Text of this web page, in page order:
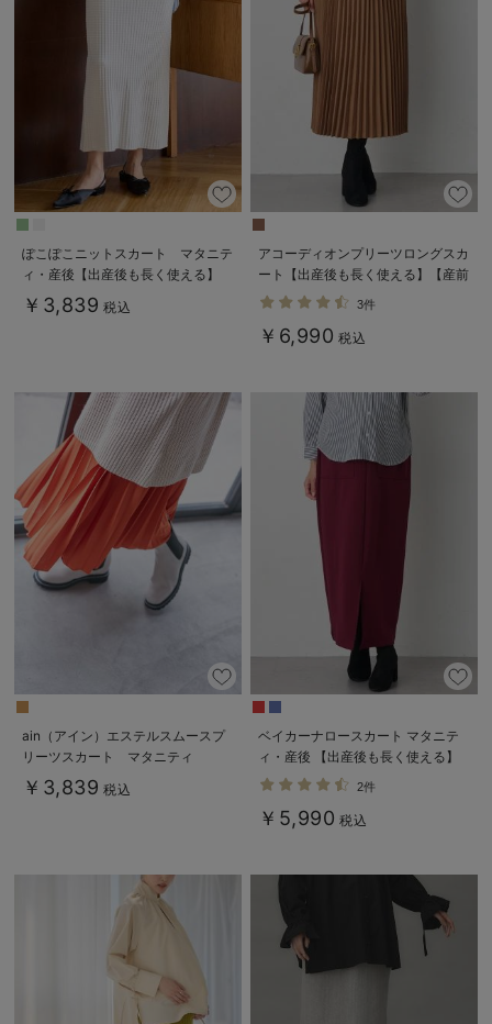
ぽこぽこニットスカート マタニテ
ィ・産後【出産後も長く使える】
Rosemadame（ローズマダム）
￥3,839 税込
アコーディオンプリーツロングスカ
ート【出産後も長く使える】【産前
産後対応】
3件
￥6,990 税込
ain（アイン）エステルスムースプ
リーツスカート マタニティ
￥3,839 税込
ベイカーナロースカート マタニテ
ィ・産後 【出産後も長く使える】
2件
￥5,990 税込